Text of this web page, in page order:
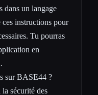
dans un langage
instructions pour
Tu pourras
en
sur BASE44 ?
sécurité des